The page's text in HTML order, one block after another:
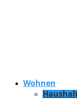
Wohnen